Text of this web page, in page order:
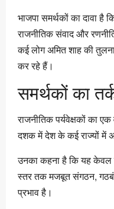
भाजपा समर्थकों का दावा
राजनीतिक संवाद और
कई लोग अमित शाह की
कर रहे हैं।
समर्थकों का
राजनीतिक पर्यवेक्षकों का
दशक में देश के कई राज्यों में
उनका कहना है कि यह केवल
स्तर तक मजबूत संगठन,
प्रभाव है।